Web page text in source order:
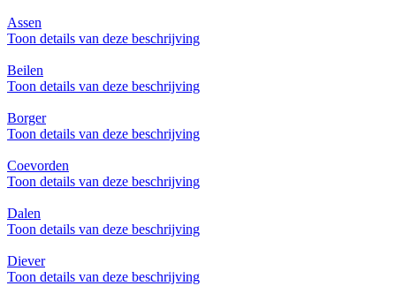
Assen
Toon details van deze beschrijving
Beilen
Toon details van deze beschrijving
Borger
Toon details van deze beschrijving
Coevorden
Toon details van deze beschrijving
Dalen
Toon details van deze beschrijving
Diever
Toon details van deze beschrijving